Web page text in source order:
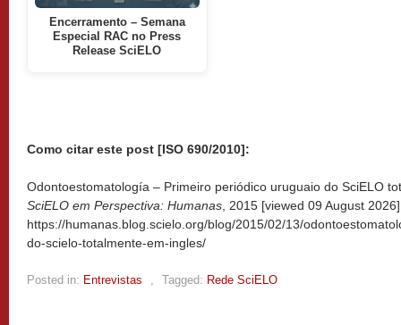
Encerramento – Semana
Especial RAC no Press
Release SciELO
Como citar este post [ISO 690/2010]:
Odontoestomatología – Primeiro periódico uruguaio do SciELO
SciELO em Perspectiva: Humanas , 2015 [viewed 09 August
https://humanas.blog.scielo.org/blog/2015/02/13/
do-scielo-totalmente-em-ingles/
Posted in: Entrevistas Tagged: Rede SciELO